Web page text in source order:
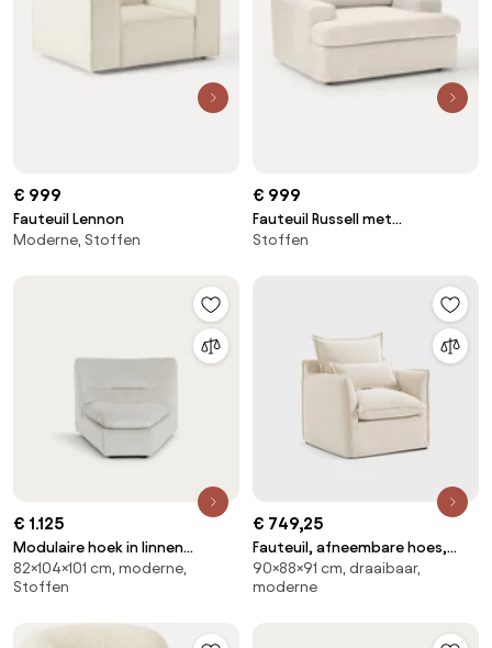
€ 999
Fauteuil Lennon
Moderne, Stoffen
€ 999
Fauteuil Russell met
afneembare hoezen
Stoffen
€ 1.125
Modulaire hoek in linnen
fluweel, GIULIANO
82×104×101 cm, moderne,
Stoffen
€ 749,25
Fauteuil, afneembare hoes,
fluweel, ODNA
90×88×91 cm, draaibaar,
moderne